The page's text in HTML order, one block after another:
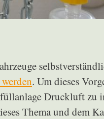
. Um dieses
Druckluft zu
Thema und dem